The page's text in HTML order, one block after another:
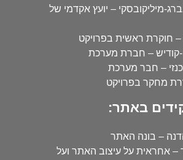
מיליקובסקי – יועץ אקדמי של
חוקרת ראשית בפרויקט
קודיש – חברת מערכת
– חבר מערכת
מחקר בפרויקט
באתר:
– בונה האתר
– אחראית על עיצוב האתר ועל